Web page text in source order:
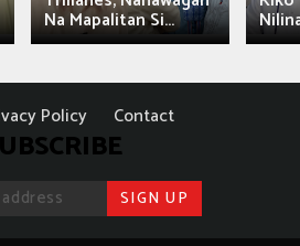
Na Mapalitan Si...
Policy Contact